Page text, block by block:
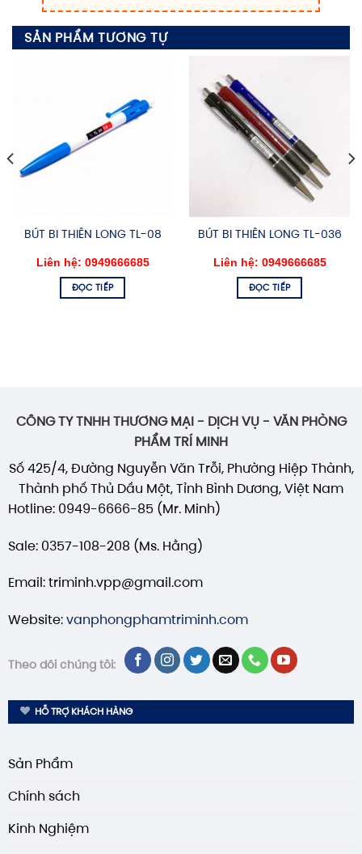
SẢN PHẨM TƯƠNG TỰ
BÚT BI THIÊN LONG TL-08
Liên hệ: 0949666685
ĐỌC TIẾP
BÚT BI THIÊN LONG TL-036
Liên hệ: 0949666685
ĐỌC TIẾP
CÔNG TY TNHH THƯƠNG MẠI - DỊCH VỤ - VĂN PHÒNG
PHẨM TRÍ MINH
Số 425/4, Đường Nguyễn Văn Trỗi, Phường Hiệp Thành,
Thành phố Thủ Dầu Một, Tỉnh Bình Dương, Việt Nam
Hotline: 0949-6666-85 (Mr. Minh)
Sale: 0357-108-208 (Ms. Hằng)
Email: triminh.vpp@gmail.com
Website:vanphongphamtriminh.com
Theo dõi chúng tôi:
HỖ TRỢ KHÁCH HÀNG
Sản Phẩm
Chính sách
Kinh Nghiệm